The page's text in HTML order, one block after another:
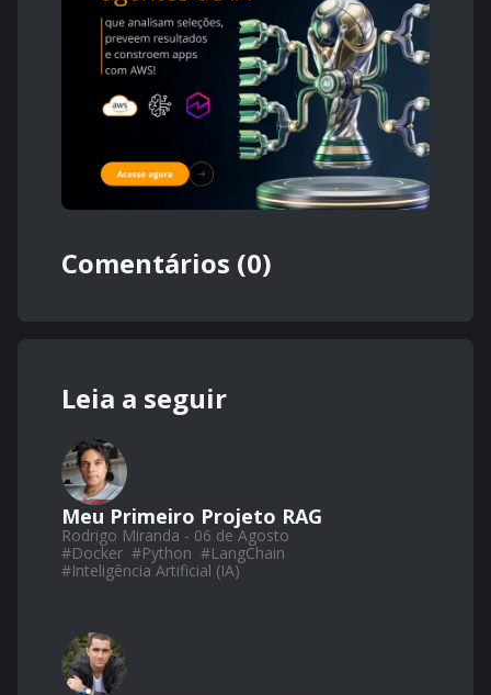
Comentários (0)
Leia a seguir
Meu Primeiro Projeto RAG
Rodrigo Miranda - 06 de Agosto
#Docker #Python #LangChain
#Inteligência Artificial (IA)